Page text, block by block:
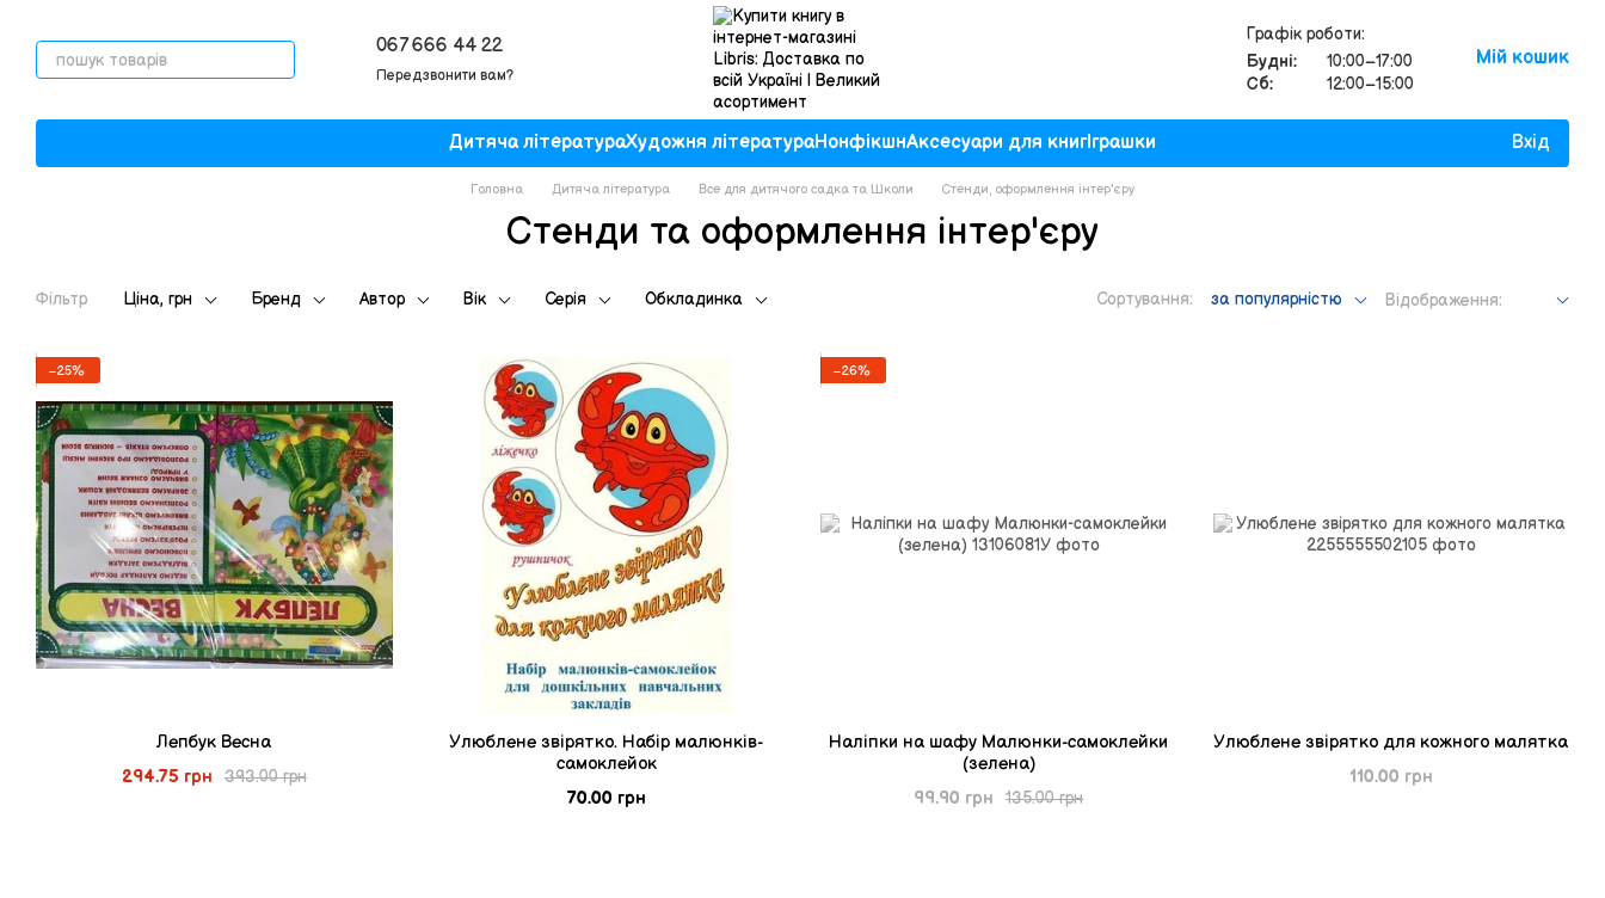
067 666 44 22
Передзвонити вам?
Графік роботи:
Будні:
10:00–17:00
Сб:
12:00–15:00
Мій кошик
Дитяча літератураХудожня літератураНонфікшнАксесуари для книгІграшки Вхід
Головна Дитяча література Все для дитячого садка та Школи Стенди, оформлення інтер'єру
Стенди та оформлення інтер'єру
Фільтр Ціна, грн Бренд Автор Вік Серія Обкладинка Сортування: за популярністю Відображення:
−25%
Лепбук Весна
393.00 грн
294.75 грн
Улюблене звірятко. Набір малюнків-
самоклейок
70.00 грн
−26%
Наліпки на шафу Малюнки-самоклейки
(зелена)
135.00 грн
99.90 грн
Улюблене звірятко для кожного малятка
110.00 грн